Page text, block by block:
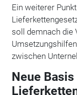
Ein weiterer
soll demnach die
zwischen
Neue Basis